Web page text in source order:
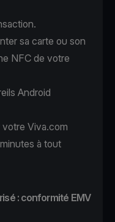
sa carte ou son
NFC de votre
Android
Viva.com
à tout
: conformité EMV